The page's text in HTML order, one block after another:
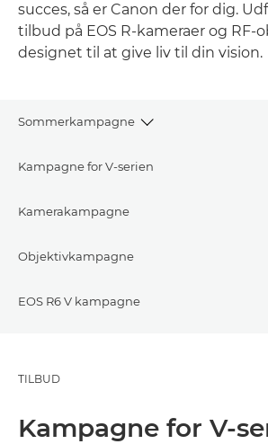
succes, så er Canon der for dig.
tilbud på EOS R-kameraer og RF-
designet til at give liv til din vision.
Sommerkampagne
Kampagne for V‑serien
Kamerakampagne
Objektivkampagne
EOS R6 V kampagne
TILBUD
Kampagne for